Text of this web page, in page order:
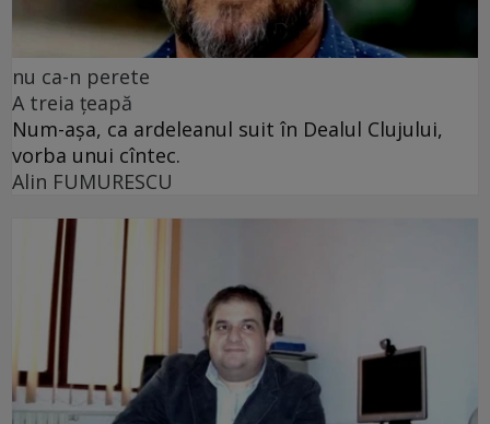
nu ca-n perete
A treia țeapă
Num-așa, ca ardeleanul suit în Dealul Clujului,
vorba unui cîntec.
Alin FUMURESCU